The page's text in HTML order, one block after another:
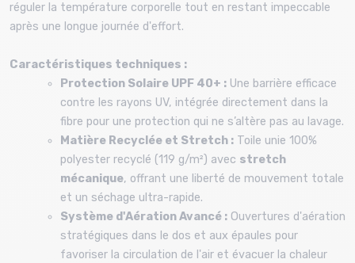
réguler la température corporelle tout en restant impeccable
après une longue journée d'effort.
Caractéristiques techniques :
Protection Solaire UPF 40+ : Une barrière efficace
contre les rayons UV, intégrée directement dans la
fibre pour une protection qui ne s’altère pas au lavage.
Matière Recyclée et Stretch : Toile unie 100%
polyester recyclé (119 g/m²) avec stretch
mécanique, offrant une liberté de mouvement totale
et un séchage ultra-rapide.
Système d'Aération Avancé : Ouvertures d'aération
stratégiques dans le dos et aux épaules pour
favoriser la circulation de l'air et évacuer la chaleur